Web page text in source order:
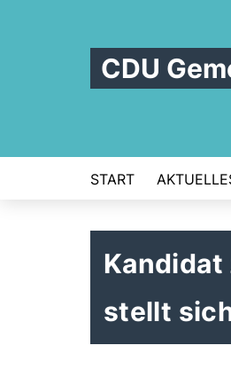
CDU
START
Kandidat
stellt